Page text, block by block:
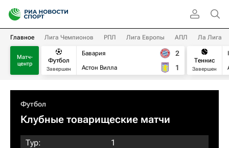
Главное Лига Чемпионов РПЛ Лига Европы АПЛ Ла Лига
Матч-
центр
Футбол
Завершен
Бавария
Астон Вилла
2
1
Теннис
Завершен
Футбол
Клубные товарищеские матчи
Тур:
1